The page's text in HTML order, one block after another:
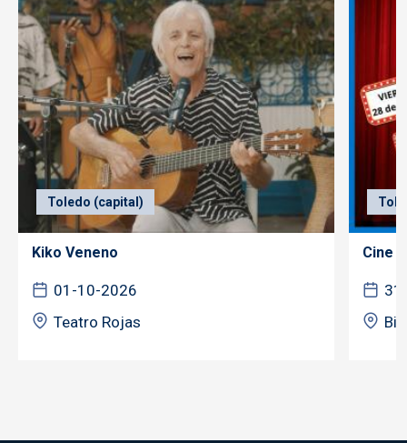
Toledo (capital)
Kiko Veneno
01-10-2026
Teatro Rojas
Cine